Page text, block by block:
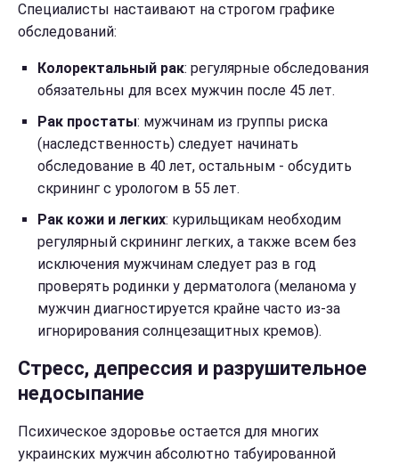
Специалисты настаивают на строгом графике
обследований:
Колоректальный рак: регулярные обследования
обязательны для всех мужчин после 45 лет.
Рак простаты: мужчинам из группы риска
(наследственность) следует начинать
обследование в 40 лет, остальным - обсудить
скрининг с урологом в 55 лет.
Рак кожи и легких: курильщикам необходим
регулярный скрининг легких, а также всем без
исключения мужчинам следует раз в год
проверять родинки у дерматолога (меланома у
мужчин диагностируется крайне часто из-за
игнорирования солнцезащитных кремов).
Стресс, депрессия и разрушительное
недосыпание
Психическое здоровье остается для многих
украинских мужчин абсолютно табуированной